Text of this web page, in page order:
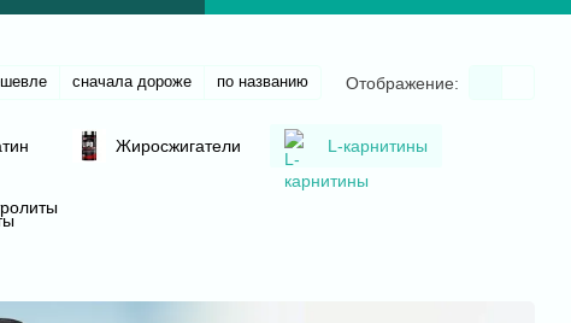
сначала дороже по названию Отображение:
Жиросжигатели L-карнитины